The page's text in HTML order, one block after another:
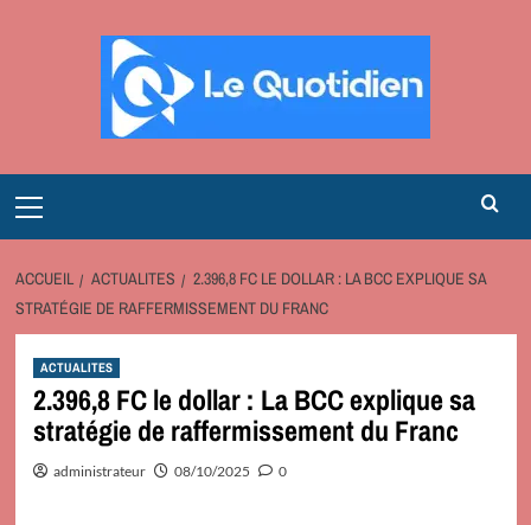
Menu
ACCUEIL ACTUALITES
2.396,8 FC LE DOLLAR : LA BCC EXPLIQUE SA
STRATÉGIE DE RAFFERMISSEMENT DU FRANC
ACTUALITES
2.396,8 FC le dollar : La BCC explique sa
stratégie de raffermissement du Franc
administrateur 08/10/2025 0